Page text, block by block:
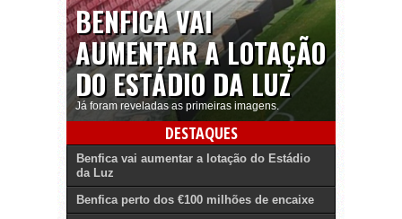
BENFICA VAI
AUMENTAR A LOTAÇÃO
DO ESTÁDIO DA LUZ
Já foram reveladas as primeiras imagens.
DESTAQUES
Benfica vai aumentar a lotação do Estádio
da Luz
Benfica perto dos €100 milhões de encaixe